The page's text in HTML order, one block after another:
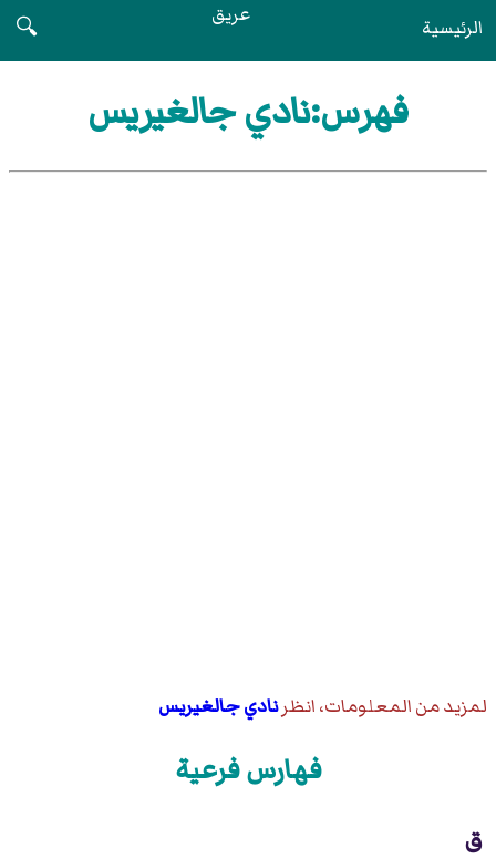
الرئيسية عريق
🔍
فهرس:نادي جالغيريس
لمزيد من المعلومات، انظرنادي جالغيريس
فهارس فرعية
ق